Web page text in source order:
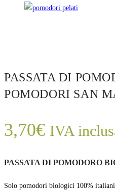
PASSATA DI
POMODORI SAN
3,70€ IVA
PASSATA DI POMODORO
Solo pomodori biologici 100%